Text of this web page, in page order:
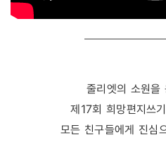
줄리엣의 소원을
제17회 희망편지쓰
모든 친구들에게 진심